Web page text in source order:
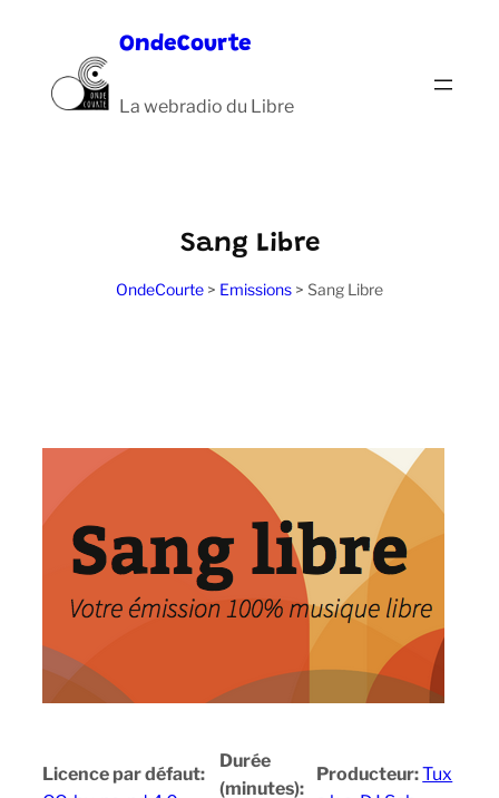
contenu
OndeCourte
La webradio du Libre
Sang Libre
OndeCourte > Emissions > Sang Libre
Licence par défaut:
Durée
(minutes):
Producteur:Tux